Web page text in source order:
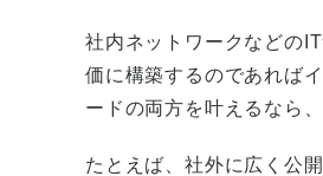
社内ネットワークなどの
価に構築するのであれば
ードの両方を叶えるなら
たとえば、社外に広く公